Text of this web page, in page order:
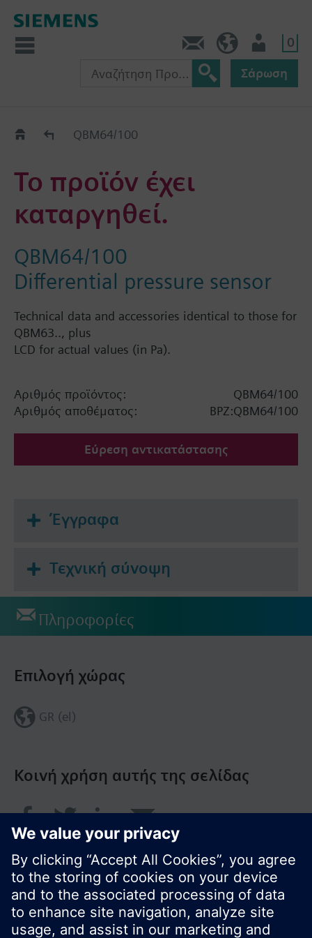
0
Σάρωση
Old2NewQBM64/100
Το προϊόν έχει
καταργηθεί.
QBM64/100
Differential pressure sensor
Technical data and accessories identical to those for
QBM63.., plus
LCD for actual values (in Pa).
Αριθμός προϊόντος:
QBM64/100
Αριθμός αποθέματος:
BPZ:QBM64/100
Εύρεση αντικατάστασης
Έγγραφα
Τεχνική σύνοψη
Πληροφορίες
Κοινή χρήση αυτής της σελίδας
Επιλογή χώρας
GR (el)